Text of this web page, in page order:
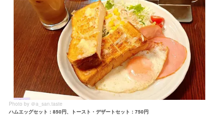
Photo by ＠a_san.taste
ハムエッグセット：850円、トースト・デザートセット：750円